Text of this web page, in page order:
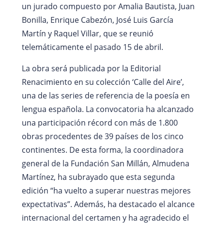
un jurado compuesto por Amalia Bautista, Juan
Bonilla, Enrique Cabezón, José Luis García
Martín y Raquel Villar, que se reunió
telemáticamente el pasado 15 de abril.
La obra será publicada por la Editorial
Renacimiento en su colección ‘Calle del Aire’,
una de las series de referencia de la poesía en
lengua española. La convocatoria ha alcanzado
una participación récord con más de 1.800
obras procedentes de 39 países de los cinco
continentes. De esta forma, la coordinadora
general de la Fundación San Millán, Almudena
Martínez, ha subrayado que esta segunda
edición “ha vuelto a superar nuestras mejores
expectativas”. Además, ha destacado el alcance
internacional del certamen y ha agradecido el